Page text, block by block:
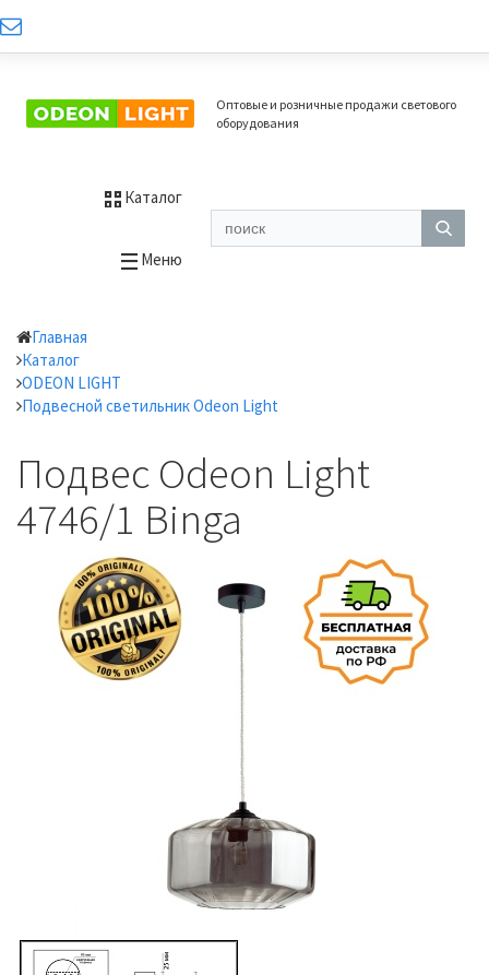
Оптовые и розничные продажи светового
оборудования
Каталог
Меню
Главная
Каталог
ODEON LIGHT
Подвесной светильник Odeon Light
Подвес Odeon Light
4746/1 Binga